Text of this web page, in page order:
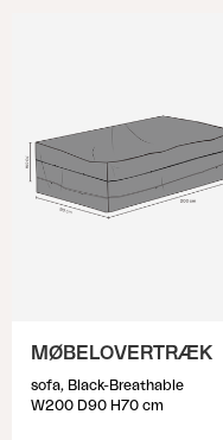
MØBELOVERTRÆK
sofa, Black-Breathable
W200 D90 H70 cm